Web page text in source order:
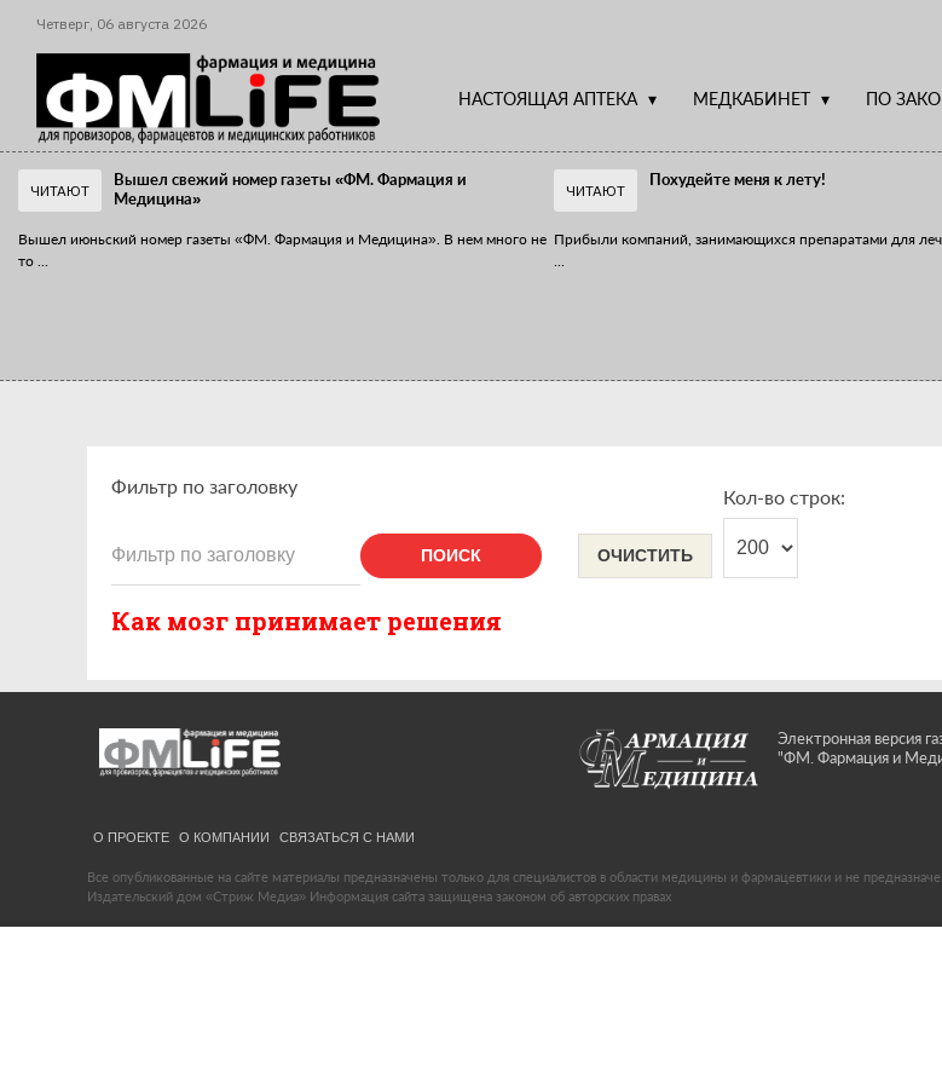
Четверг, 06 августа 2026
НАСТОЯЩАЯ АПТЕКА МЕДКАБИНЕТ ПО
ЧИТАЮТ
Вышел свежий номер газеты «ФМ. Фармация и
Медицина»
Вышел июньский номер газеты «ФМ. Фармация и Медицина». В нем много не
то
ЧИТАЮТ
Похудейте меня к лету!
Прибыли компаний, занимающихся препаратами для
Фильтр по заголовку
ПОИСК ОЧИСТИТЬ
Кол-во строк:
Как мозг принимает решения
Электронная версия
"ФМ. Фармация и
О ПРОЕКТЕ О КОМПАНИИ СВЯЗАТЬСЯ С НАМИ
Все опубликованные на сайте материалы предназначены только для специалистов в области медицины и фармацевтики и не
Издательский дом «Стриж Медиа» Информация сайта защищена законом об авторских правах